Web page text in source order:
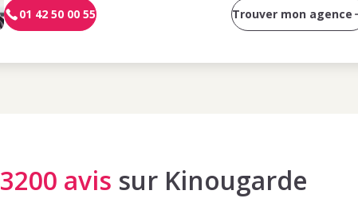
01 42 50 00 55 Trouver mon agence
3200 avis sur Kinougarde